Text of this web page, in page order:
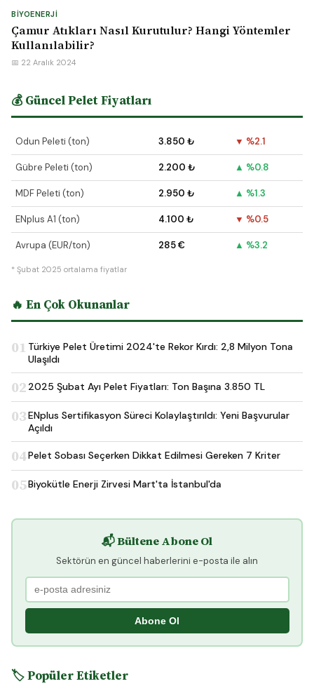
BIYOENERJI
Çamur Atıkları Nasıl Kurutulur? Hangi Yöntemler
Kullanılabilir?
📅 22 Aralık 2024
💰 Güncel Pelet Fiyatları
Odun Peleti (ton) 3.850 ₺ ▼ %2.1
Gübre Peleti (ton) 2.200 ₺ ▲ %0.8
MDF Peleti (ton) 2.950 ₺ ▲ %1.3
ENplus A1 (ton) 4.100 ₺ ▼ %0.5
Avrupa (EUR/ton) 285 € ▲ %3.2
* Şubat 2025 ortalama fiyatlar
🔥 En Çok Okunanlar
01 Türkiye Pelet Üretimi 2024'te Rekor Kırdı: 2,8 Milyon Tona
Ulaşıldı
02 2025 Şubat Ayı Pelet Fiyatları: Ton Başına 3.850 TL
03ENplus Sertifikasyon Süreci Kolaylaştırıldı: Yeni Başvurular
Açıldı
04Pelet Sobası Seçerken Dikkat Edilmesi Gereken 7 Kriter
05Biyokütle Enerji Zirvesi Mart'ta İstanbul'da
📬 Bültene Abone Ol
Sektörün en güncel haberlerini e-posta ile alın
Abone Ol
🏷️ Popüler Etiketler